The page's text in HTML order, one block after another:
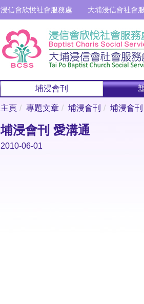
浸信會欣悅社會服務處 大埔浸信會社會
埔浸會刊
主頁 專題文章 埔浸會刊 埔浸會
埔浸會刊 愛溝通
2010-06-01